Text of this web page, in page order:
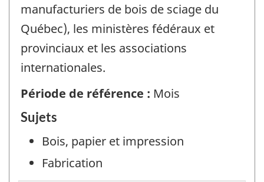
manufacturiers de bois de sciage du
Québec), les ministères fédéraux et
provinciaux et les associations
internationales.
Période de référence : Mois
Sujets
Bois, papier et impression
Fabrication